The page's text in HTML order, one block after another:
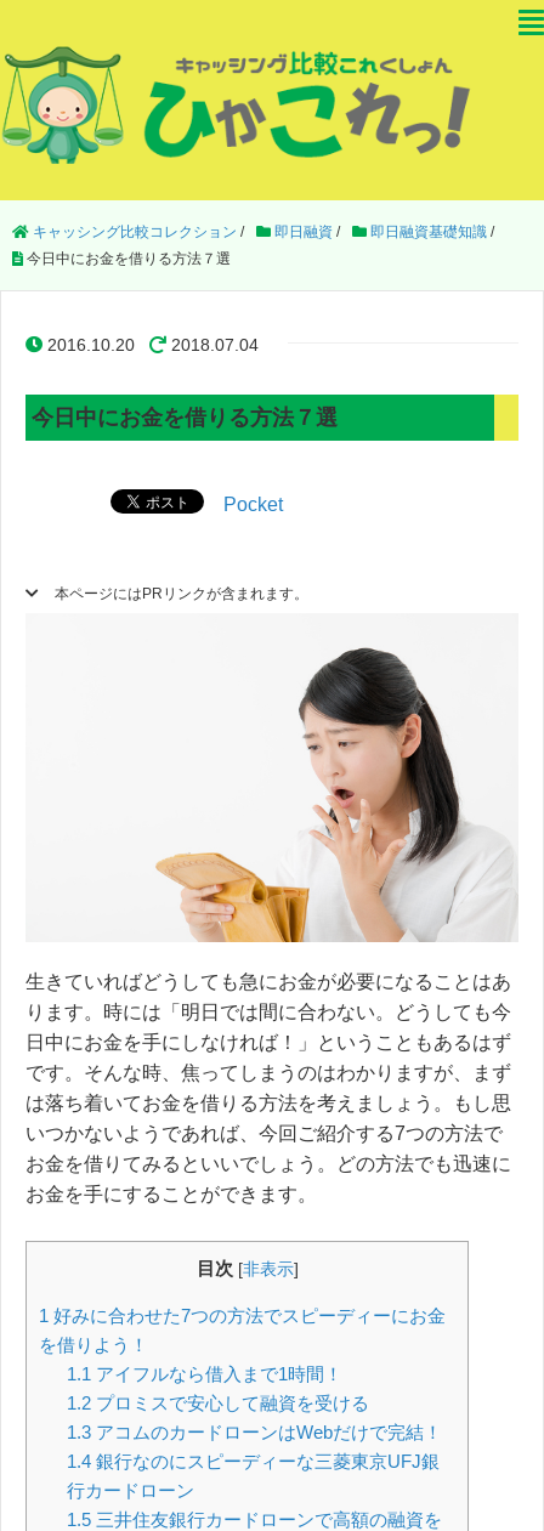
キャッシング比較コレクション / 即日融資 / 即日融資基礎知識 /
今日中にお金を借りる方法７選
2016.10.20 2018.07.04
今日中にお金を借りる方法７選
Pocket
本ページにはPRリンクが含まれます。
生きていればどうしても急にお金が必要になることはあ
ります。時には「明日では間に合わない。どうしても今
日中にお金を手にしなければ！」ということもあるはず
です。そんな時、焦ってしまうのはわかりますが、まず
は落ち着いてお金を借りる方法を考えましょう。もし思
いつかないようであれば、今回ご紹介する7つの方法で
お金を借りてみるといいでしょう。
どの方法でも迅速に
お金を手にすることができます。
目次 [非表示]
1 好みに合わせた7つの方法でスピーディーにお金
を借りよう！
1.1 アイフルなら借入まで1時間！
1.2プロミスで安心して融資を受ける
1.3アコムのカードローンはWebだけで完結！
1.4銀行なのにスピーディーな三菱東京UFJ銀
行カードローン
1.5三井住友銀行カードローンで高額の融資を